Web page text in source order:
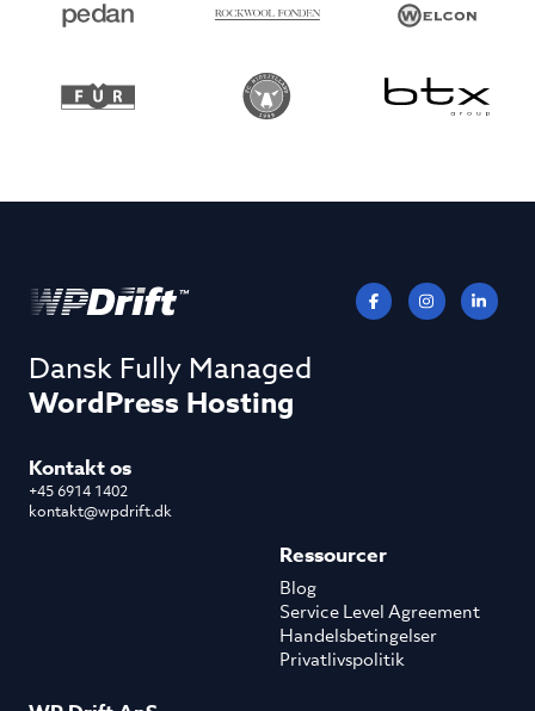
Dansk Fully Managed
WordPress Hosting
Kontakt os
+45 6914 1402
kontakt@wpdrift.dk
Ressourcer
Blog
Service Level Agreement
Handelsbetingelser
Privatlivspolitik